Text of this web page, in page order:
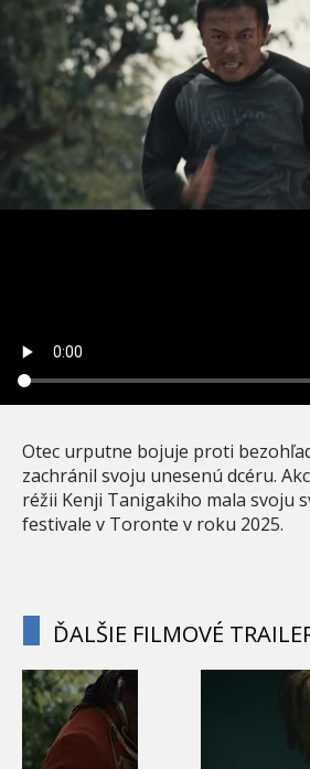
Otec urputne bojuje proti
zachránil svoju unesenú dcéru.
réžii Kenji Tanigakiho mala svoju
festivale v Toronte v roku 2025.
ĎALŠIE FILMOVÉ